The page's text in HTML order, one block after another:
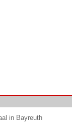
in Bayreuth